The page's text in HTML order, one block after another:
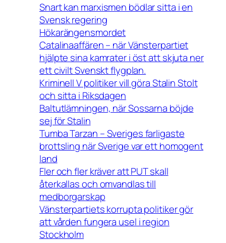
Snart kan marxismen bödlar sitta i en
Svensk regering
Hökarängensmordet
Catalinaaffären – när Vänsterpartiet
hjälpte sina kamrater i öst att skjuta ner
ett civilt Svenskt flygplan.
Kriminell V politiker vill göra Stalin Stolt
och sitta i Riksdagen
Baltutlämningen, när Sossarna böjde
sej för Stalin
Tumba Tarzan – Sveriges farligaste
brottsling när Sverige var ett homogent
land
Fler och fler kräver att PUT skall
återkallas och omvandlas till
medborgarskap
Vänsterpartiets korrupta politiker gör
att vården fungera usel i region
Stockholm